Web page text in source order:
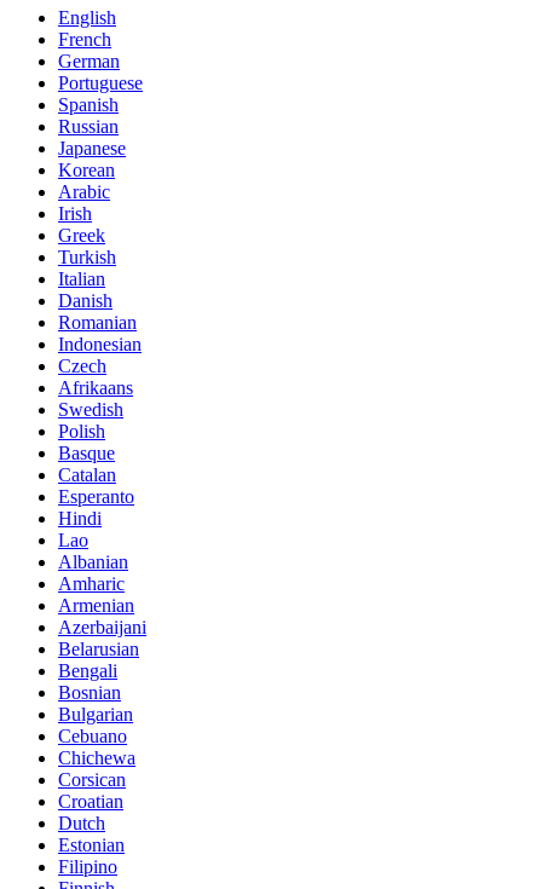
English
French
German
Portuguese
Spanish
Russian
Japanese
Korean
Arabic
Irish
Greek
Turkish
Italian
Danish
Romanian
Indonesian
Czech
Afrikaans
Swedish
Polish
Basque
Catalan
Esperanto
Hindi
Lao
Albanian
Amharic
Armenian
Azerbaijani
Belarusian
Bengali
Bosnian
Bulgarian
Cebuano
Chichewa
Corsican
Croatian
Dutch
Estonian
Filipino